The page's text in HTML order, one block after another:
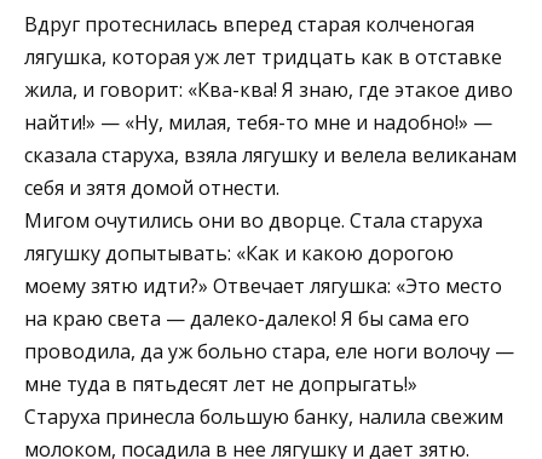
Вдруг протеснилась вперед старая колченогая
лягушка, которая уж лет тридцать как в отставке
жила, и говорит: «Ква-ква! Я знаю, где этакое диво
найти!» — «Ну, милая, тебя-то мне и надобно!» —
сказала старуха, взяла лягушку и велела великанам
себя и зятя домой отнести.
Мигом очутились они во дворце. Стала старуха
лягушку допытывать: «Как и какою дорогою
моему зятю идти?» Отвечает лягушка: «Это место
на краю света — далеко-далеко! Я бы сама его
проводила, да уж больно стара, еле ноги волочу —
мне туда в пятьдесят лет не допрыгать!»
Старуха принесла большую банку, налила свежим
молоком, посадила в нее лягушку и дает зятю.